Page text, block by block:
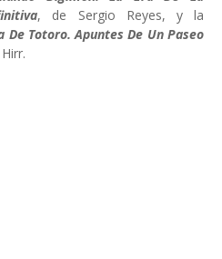
, de Sergio Reyes, y la
De Totoro. Apuntes De Un Paseo